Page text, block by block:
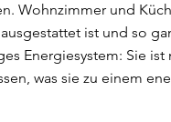
Wohnzimmer und
ist und so
Energiesystem: Sie
was sie zu einem